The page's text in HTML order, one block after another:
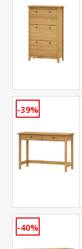
-39%
-40%